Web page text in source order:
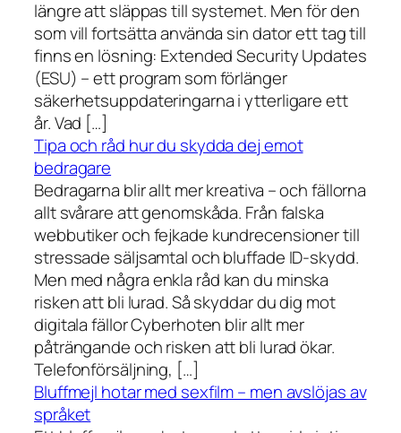
längre att släppas till systemet. Men för den
som vill fortsätta använda sin dator ett tag till
finns en lösning: Extended Security Updates
(ESU) – ett program som förlänger
säkerhetsuppdateringarna i ytterligare ett
år. Vad […]
Tipa och råd hur du skydda dej emot
bedragare
Bedragarna blir allt mer kreativa – och fällorna
allt svårare att genomskåda. Från falska
webbutiker och fejkade kundrecensioner till
stressade säljsamtal och bluffade ID-skydd.
Men med några enkla råd kan du minska
risken att bli lurad. Så skyddar du dig mot
digitala fällor Cyberhoten blir allt mer
påträngande och risken att bli lurad ökar.
Telefonförsäljning, […]
Bluffmejl hotar med sexfilm – men avslöjas av
språket